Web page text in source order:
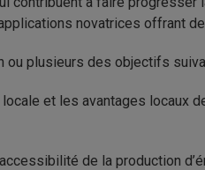
novatrices offrant
ou plusieurs des objectifs
et les avantages locaux
de la production